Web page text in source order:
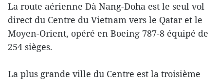
La route aérienne Dà Nang-Doha est le seul vol
direct du Centre du Vietnam vers le Qatar et le
Moyen-Orient, opéré en Boeing 787-8 équipé de
254 sièges.
La plus grande ville du Centre est la troisième